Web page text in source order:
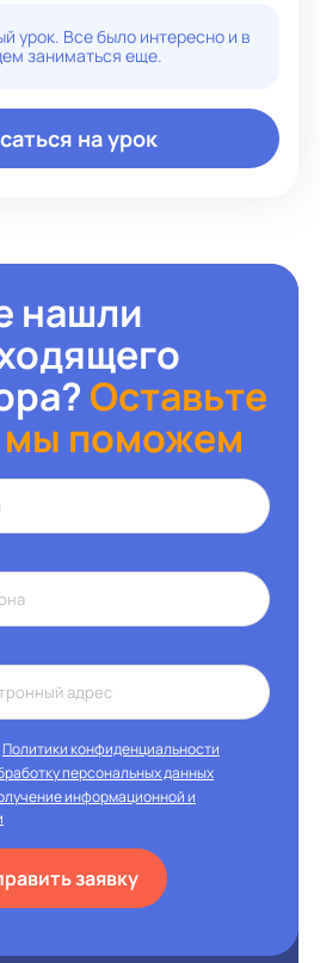
урок. Все было интересно и в
заниматься еще.
на урок
нашли
Оставьте
мы поможем
Политики конфиденциальности
персональных данных
информационной и
заявку